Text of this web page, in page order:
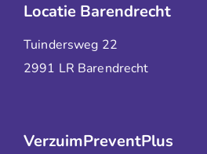
Locatie Barendrecht
Tuindersweg 22
2991 LR Barendrecht
VerzuimPreventPlus